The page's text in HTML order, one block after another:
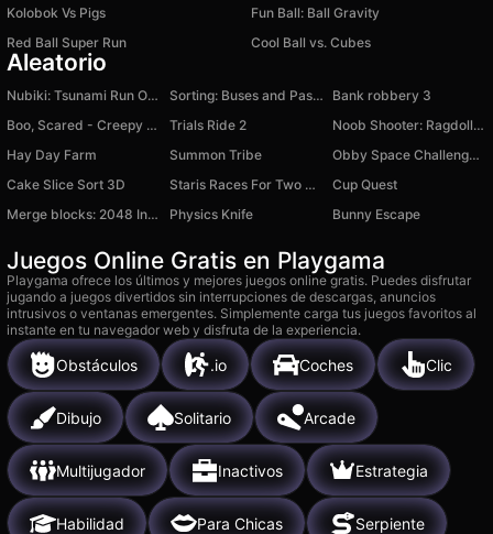
Kolobok Vs Pigs
Fun Ball: Ball Gravity
Red Ball Super Run
Cool Ball vs. Cubes
Aleatorio
Nubiki: Tsunami Run Online Sorting: Buses and Passengers
Bank robbery 3
Boo, Scared - Creepy Stories: Madhouse Escape
Trials Ride 2
Noob Shooter: Ragdoll Show
Hay Day Farm
Summon Tribe
Obby Space Challenge: Starships
Cake Slice Sort 3D
Staris Races For Two Players
Cup Quest
Merge blocks: 2048 Infinite
Physics Knife Bunny Escape
Juegos Online Gratis en Playgama
Playgama ofrece los últimos y mejores juegos online gratis. Puedes disfrutar
jugando a juegos divertidos sin interrupciones de descargas, anuncios
intrusivos o ventanas emergentes. Simplemente carga tus juegos favoritos al
instante en tu navegador web y disfruta de la experiencia.
Obstáculos .io Coches Clic
Dibujo Solitario Arcade
Multijugador Inactivos Estrategia
Habilidad Para Chicas Serpiente